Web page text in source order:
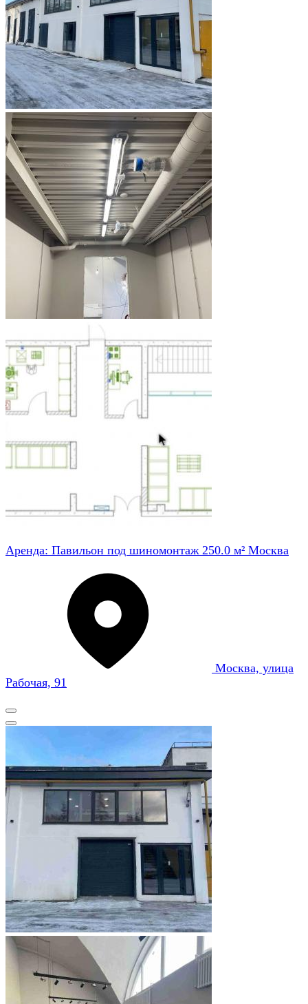
Аренда: Павильон под шиномонтаж 250.0 м² Москва
Москва, улица
Рабочая, 91